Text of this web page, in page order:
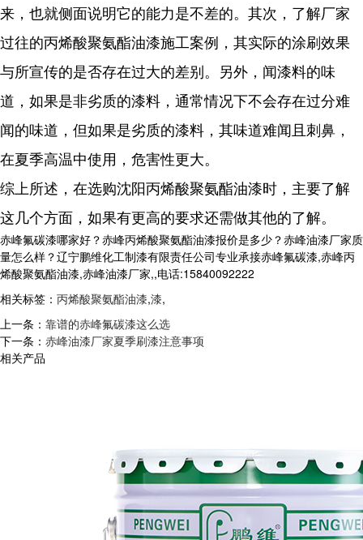
来，也就侧面说明它的能力是不差的。其次，了解厂家
过往的丙烯酸聚氨酯油漆施工案例，其实际的涂刷效果
与所宣传的是否存在过大的差别。另外，闻漆料的味
道，如果是非劣质的漆料，通常情况下不会存在过分难
闻的味道，但如果是劣质的漆料，其味道难闻且刺鼻，
在夏季高温中使用，危害性更大。
综上所述，在选购沈阳丙烯酸聚氨酯油漆时，主要了解
这几个方面，如果有更高的要求还需做其他的了解。
赤峰氟碳漆哪家好？赤峰丙烯酸聚氨酯油漆报价是多少？赤峰油漆厂家质
量怎么样？辽宁鹏维化工制漆有限责任公司专业承接赤峰氟碳漆,赤峰丙
烯酸聚氨酯油漆,赤峰油漆厂家,,电话:15840092222
相关标签： 丙烯酸聚氨酯油漆,漆,
上一条： 靠谱的赤峰氟碳漆这么选
下一条： 赤峰油漆厂家夏季刷漆注意事项
相关产品